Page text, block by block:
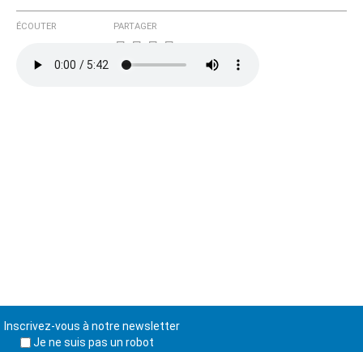
ÉCOUTER PARTAGER
Inscrivez-vous à notre newsletter
Je ne suis pas un robot